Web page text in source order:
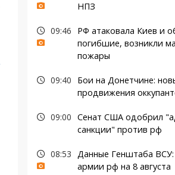
НПЗ
09:46
РФ атаковала Киев и
погибшие, возникли
пожары
09:40
Бои на Донетчине:
продвижения
09:00 Сенат США одобрил
санкции" против рф
08:53 Данные Генштаба
армии рф на 8 августа